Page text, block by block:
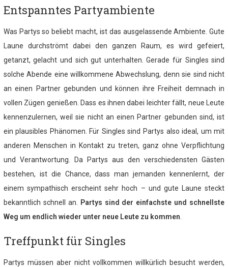
Entspanntes Partyambiente
Was Partys so beliebt macht, ist das ausgelassende Ambiente. Gute
Laune durchströmt dabei den ganzen Raum, es wird gefeiert,
getanzt, gelacht und sich gut unterhalten. Gerade für Singles sind
solche Abende eine willkommene Abwechslung, denn sie sind nicht
an einen Partner gebunden und können ihre Freiheit demnach in
vollen Zügen genießen. Dass es ihnen dabei leichter fällt, neue Leute
kennenzulernen, weil sie nicht an einen Partner gebunden sind, ist
ein plausibles Phänomen. Für Singles sind Partys also ideal, um mit
anderen Menschen in Kontakt zu treten, ganz ohne Verpflichtung
und Verantwortung. Da Partys aus den verschiedensten Gästen
bestehen, ist die Chance, dass man jemanden kennenlernt, der
einem sympathisch erscheint sehr hoch – und gute Laune steckt
bekanntlich schnell an.
Partys sind der einfachste und schnellste
Weg um endlich wieder unter neue Leute zu kommen
Treffpunkt für Singles
Partys müssen aber nicht vollkommen willkürlich besucht werden,